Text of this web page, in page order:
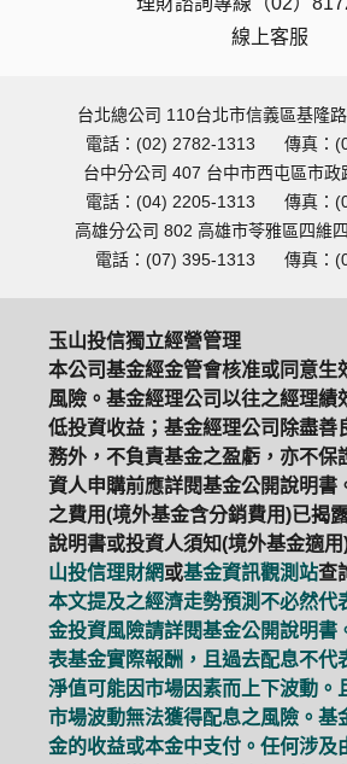
線上客服
台北總公司 110台北市信義區基隆
電話：(02) 2782-1313
傳真：
台中分公司 407 台中市西屯區市
電話：(04) 2205-1313
傳真：
高雄分公司 802 高雄市苓雅區四維
電話：(07) 395-1313
傳真：
玉山投信獨立經營管理
本公司基金經金管會核准或同意生
風險。基金經理公司以往之經理績
低投資收益；基金經理公司除盡善
務外，不負責基金之盈虧，亦不保
資人申購前應詳閱基金公開說明書
之費用(境外基金含分銷費用)已揭
說明書或投資人須知(境外基金適
山投信理財網或基金資訊觀測站查
本文提及之經濟走勢預測不必然代
金投資風險請詳閱基金公開說明書
表基金實際報酬，且過去配息不代
淨值可能因市場因素而上下波動。
市場波動無法獲得配息之風險。基
金的收益或本金中支付。任何涉及